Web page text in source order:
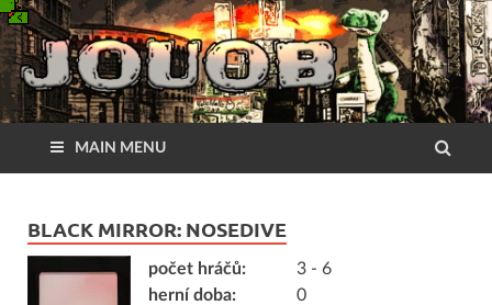
MAIN MENU
BLACK MIRROR: NOSEDIVE
počet hráčů:
3 - 6
herní doba:
0